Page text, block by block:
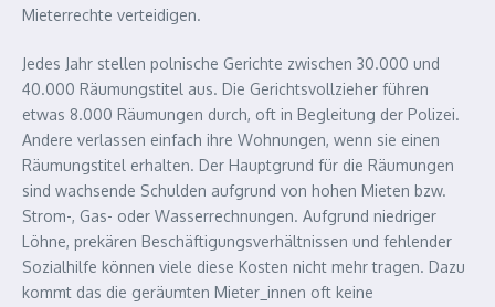
Mieterrechte verteidigen.
Jedes Jahr stellen polnische Gerichte zwischen 30.000 und
40.000 Räumungstitel aus. Die Gerichtsvollzieher führen
etwas 8.000 Räumungen durch, oft in Begleitung der Polizei.
Andere verlassen einfach ihre Wohnungen, wenn sie einen
Räumungstitel erhalten. Der Hauptgrund für die Räumungen
sind wachsende Schulden aufgrund von hohen Mieten bzw.
Strom-, Gas- oder Wasserrechnungen. Aufgrund niedriger
Löhne, prekären Beschäftigungsverhältnissen und fehlender
Sozialhilfe können viele diese Kosten nicht mehr tragen. Dazu
kommt das die geräumten Mieter_innen oft keine